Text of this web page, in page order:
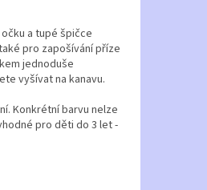
a tupé špičce
pro zapošívání příze
jednoduše
vyšívat na kanavu.
Konkrétní barvu nelze
pro děti do 3 let -